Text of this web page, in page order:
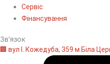
Сервіс
Фінансування
Зв'язок
🏢 вул І. Кожедуба, 359 м.Біла